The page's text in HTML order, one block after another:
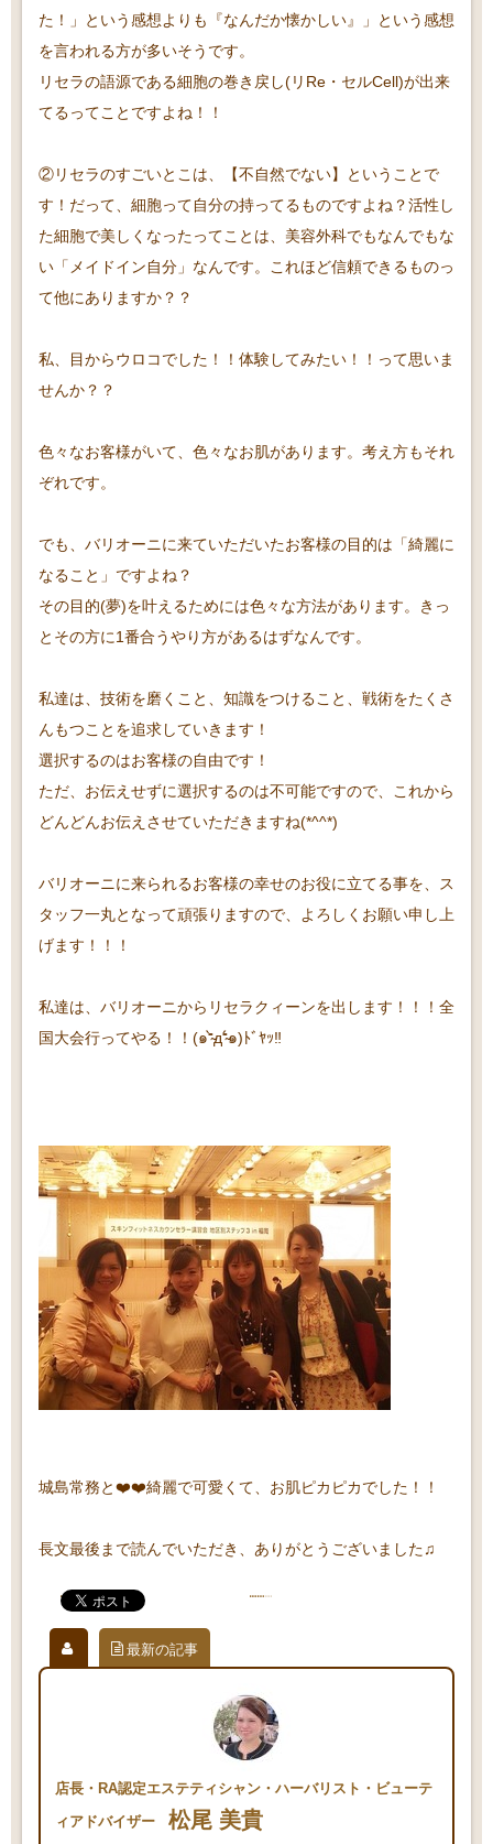
た！」という感想よりも『なんだか懐かしい』」という感想
を言われる方が多いそうです。
リセラの語源である細胞の巻き戻し(リRe・セルCell)が出来
てるってことですよね！！
②リセラのすごいとこは、【不自然でない】ということで
す！だって、細胞って自分の持ってるものですよね？活性し
た細胞で美しくなったってことは、美容外科でもなんでもな
い「メイドイン自分」なんです。これほど信頼できるものっ
て他にありますか？？
私、目からウロコでした！！体験してみたい！！って思いま
せんか？？
色々なお客様がいて、色々なお肌があります。考え方もそれ
ぞれです。
でも、バリオーニに来ていただいたお客様の目的は「綺麗に
なること」ですよね？
その目的(夢)を叶えるためには色々な方法があります。
きっ
とその方に1番合うやり方があるはずなんです。
私達は、技術を磨くこと、知識をつけること、戦術をたくさ
んもつことを追求していきます！
選択するのはお客様の自由です！
ただ、お伝えせずに選択するのは不可能ですので、これから
どんどんお伝えさせていただきますね(*^^*)
バリオーニに来られるお客様の幸せのお役に立てる事を、ス
タッフ一丸となって頑張りますので、よろしくお願い申し上
げます！！！
私達は、バリオーニからリセラクィーンを出します！！！全
国大会行ってやる！！(๑⁼̴̀д⁼̴́๑)ﾄﾞﾔｯ‼
城島常務と❤️❤️綺麗で可愛くて、お肌ピカピカでした！！
長文最後まで読んでいただき、ありがとうございました♫
最新の記事
店長・RA認定エステティシャン・ハーバリスト・ビューテ
ィアドバイザー
松尾 美貴